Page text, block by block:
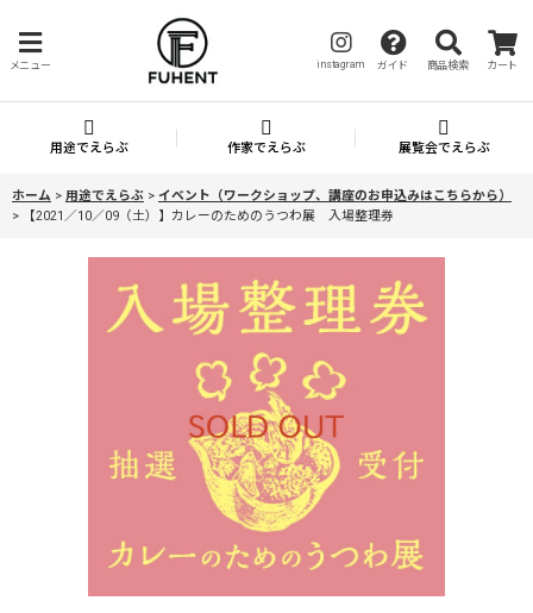
メニュー instagram ガイド 商品検索 カート
用途でえらぶ 作家でえらぶ 展覧会でえらぶ
ホーム > 用途でえらぶ > イベント（ワークショップ、講座のお申込みはこちらから）
>
【2021／10／09（土）】カレーのためのうつわ展 入場整理券